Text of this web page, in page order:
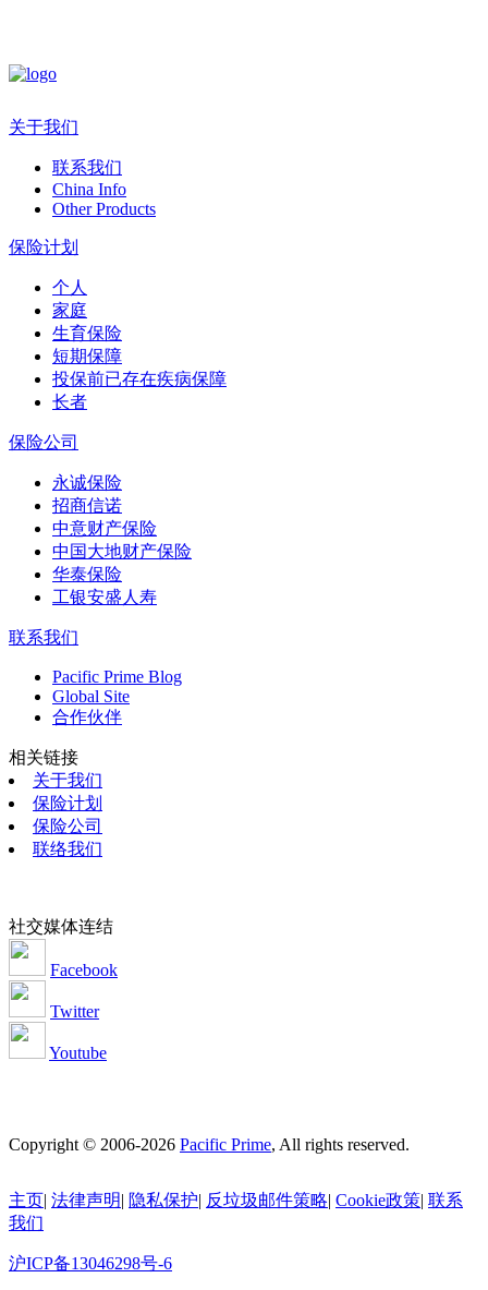
关于我们
联系我们
China Info
Other Products
保险计划
个人
家庭
生育保险
短期保障
投保前已存在疾病保障
长者
保险公司
永诚保险
招商信诺
中意财产保险
中国大地财产保险
华泰保险
工银安盛人寿
联系我们
Pacific Prime Blog
Global Site
合作伙伴
相关链接
关于我们
保险计划
保险公司
联络我们
社交媒体连结
Facebook
Twitter
Youtube
Copyright © 2006-2026 Pacific Prime, All rights reserved.
主页| 法律声明| 隐私保护| 反垃圾邮件策略| Cookie政策| 联系
我们
沪ICP备13046298号-6